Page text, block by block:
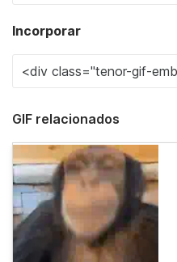
Incorporar
GIF relacionados